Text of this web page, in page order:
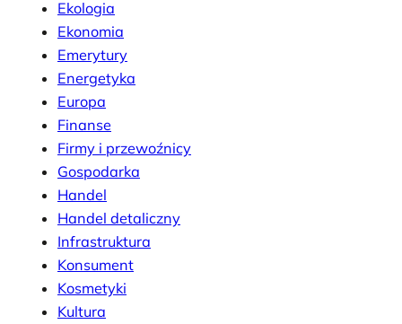
Ekologia
Ekonomia
Emerytury
Energetyka
Europa
Finanse
Firmy i przewoźnicy
Gospodarka
Handel
Handel detaliczny
Infrastruktura
Konsument
Kosmetyki
Kultura